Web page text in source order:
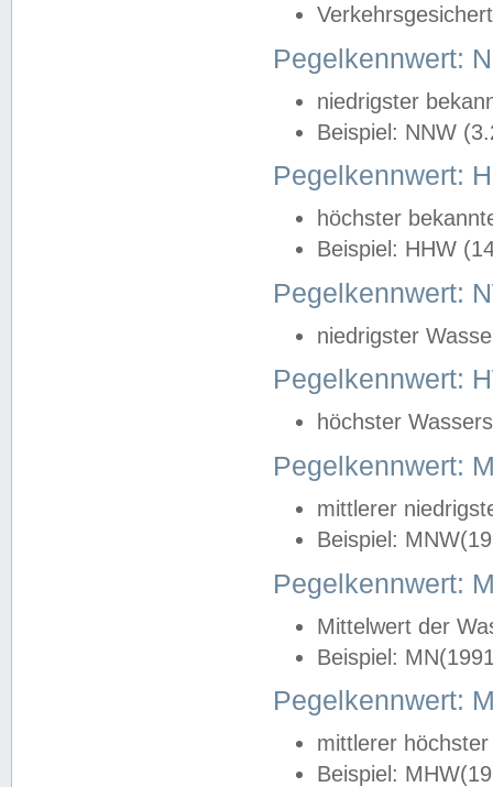
Pegelkennwert:
niedrigster
Beispiel: NNW
Pegelkennwert:
höchster
Beispiel: HHW
Pegelkennwert:
niedrigster
Pegelkennwert:
höchster
Pegelkennwert:
mittlerer
Beispiel:
Pegelkennwert:
Mittelwert der
Beispiel:
Pegelkennwert:
mittlerer
Beispiel: